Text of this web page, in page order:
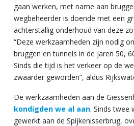
gaan werken, met name aan
wegbeheerder is doende met een
achterstallig onderhoud van deze
“Deze werkzaamheden zijn nodig
bruggen en tunnels in de jaren 50,
Sinds die tijd is het verkeer op de
zwaarder geworden”, aldus
De werkzaamheden aan de
kondigden we al aan. Sinds twee
gewerkt aan de Spijkenisserbrug,